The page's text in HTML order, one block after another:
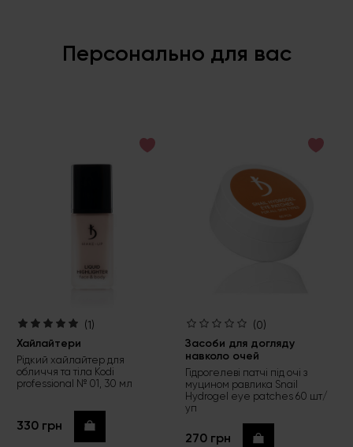
Персонально для вас
(1)
Хайлайтери
Рідкий хайлайтер для
обличчя та тіла Kodi
professional № 01, 30 мл
330 грн Купити
(0)
Засоби для догляду
навколо очей
Гідрогелеві патчі під очі з
муцином равлика Snail
Hydrogel eye patches 60 шт/
уп
270 грн Купити